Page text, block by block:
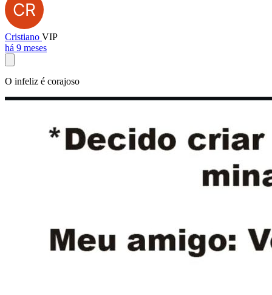
Cristiano VIP
há 9 meses
O infeliz é corajoso